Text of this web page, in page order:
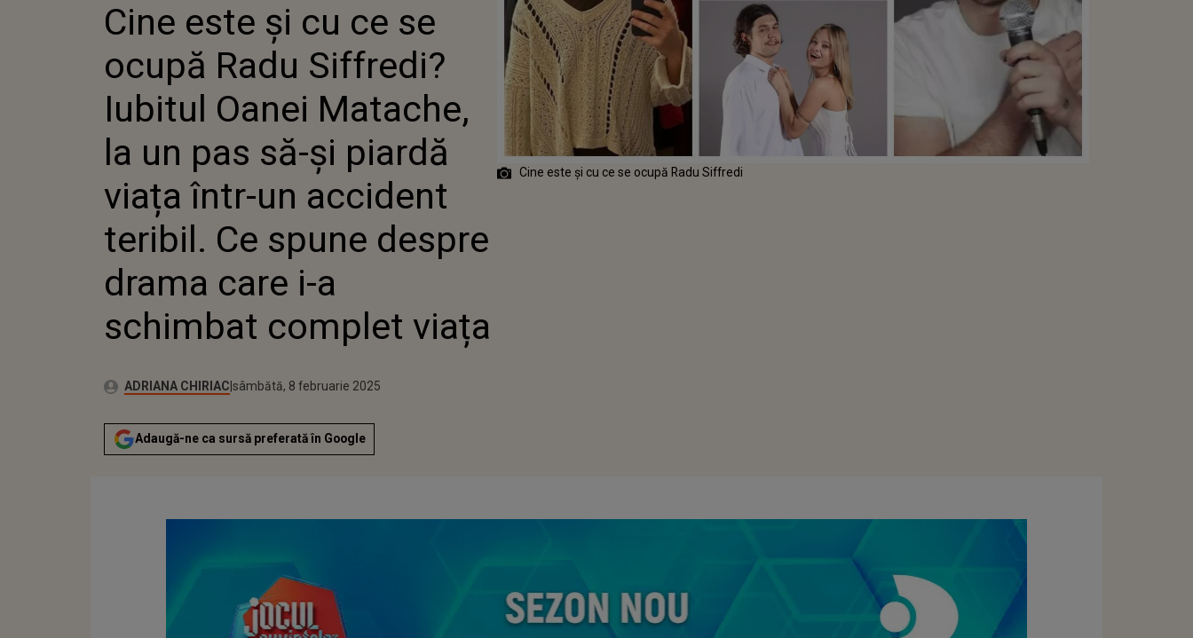
IUBITUL OANEI
MATACHE, LA UN PAS
SĂ-ȘI PIARDĂ VIAȚA
ÎNTR-UN ACCIDENT
TERIBIL. CE SPUNE
DESPRE DRAMA CARE I-
A SCHIMBAT COMPLET
VIAȚA
Cine este și cu ce se
ocupă Radu Siffredi?
Iubitul Oanei Matache,
la un pas să-și piardă
viața într-un accident
teribil. Ce spune despre
drama care i-a
schimbat complet viața
Autor:ADRIANA CHIRIACPublicat:
joi, 8 februarie 2024
Actualizat:
sâmbătă, 8 februarie 2025
Adaugă-ne ca sursă preferată în Google
Cine este și cu ce se ocupă Radu Siffredi